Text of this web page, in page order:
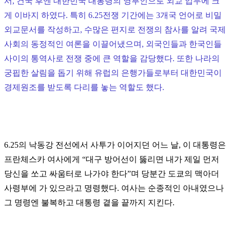
게 이바지 하였다. 특히 6.25전쟁 기간에는 3개국 언어로 비밀
외교문서를 작성하고, 수많은 편지로 전쟁의 참사를 알려 국제
사회의 동정적인 여론을 이끌어냈으며, 외국인들과 한국인들
사이의 통역사로 전쟁 중에 큰 역할을 감당했다. 또한 나라의
궁핍한 살림을 돕기 위해 유럽의 은행가들로부터 대한민국이
경제원조를 받도록 다리를 놓는 역할도 했다.
6.25의 낙동강 전선에서 사투가 이어지던 어느 날, 이 대통령은
프란체스카 여사에게 “대구 방어선이 뚫리면 내가 제일 먼저
당신을 쏘고 싸움터로 나가야 한다”며 당분간 도쿄의 맥아더
사령부에 가 있으라고 명령했다. 여사는 순종적인 아내였으나
그 명령엔 불복하고 대통령 곁을 끝까지 지킨다.